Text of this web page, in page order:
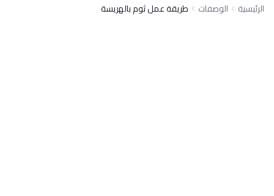
الرئيسية الوصفات طريقة عمل ثوم بالهريسة